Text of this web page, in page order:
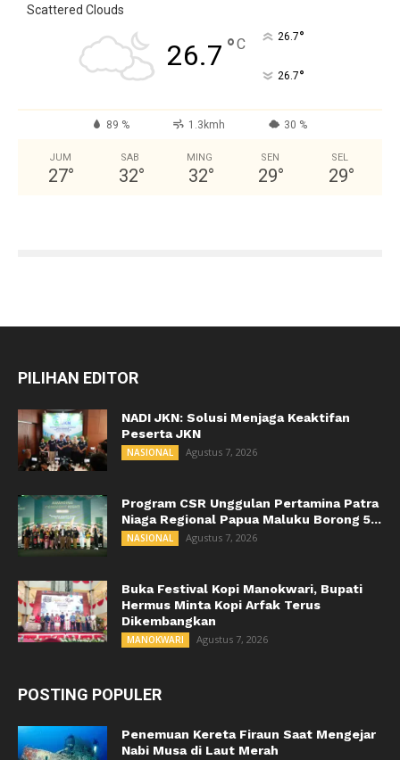
Scattered Clouds
26.7 °C 26.7°
26.7°
89 % 1.3kmh 30 %
JUM
27°
SAB
32°
MING
32°
SEN
29°
SEL
29°
PILIHAN EDITOR
NADI JKN: Solusi Menjaga Keaktifan
Peserta JKN
NASIONAL Agustus 7, 2026
Program CSR Unggulan Pertamina Patra
Niaga Regional Papua Maluku Borong 5...
NASIONAL Agustus 7, 2026
Buka Festival Kopi Manokwari, Bupati
Hermus Minta Kopi Arfak Terus
Dikembangkan
MANOKWARI Agustus 7, 2026
POSTING POPULER
Penemuan Kereta Firaun Saat Mengejar
Nabi Musa di Laut Merah